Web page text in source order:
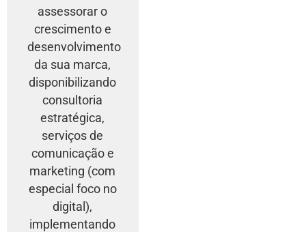
assessorar o
crescimento e
desenvolvimento
da sua marca,
disponibilizando
consultoria
estratégica,
serviços de
comunicação e
marketing (com
especial foco no
digital),
implementando